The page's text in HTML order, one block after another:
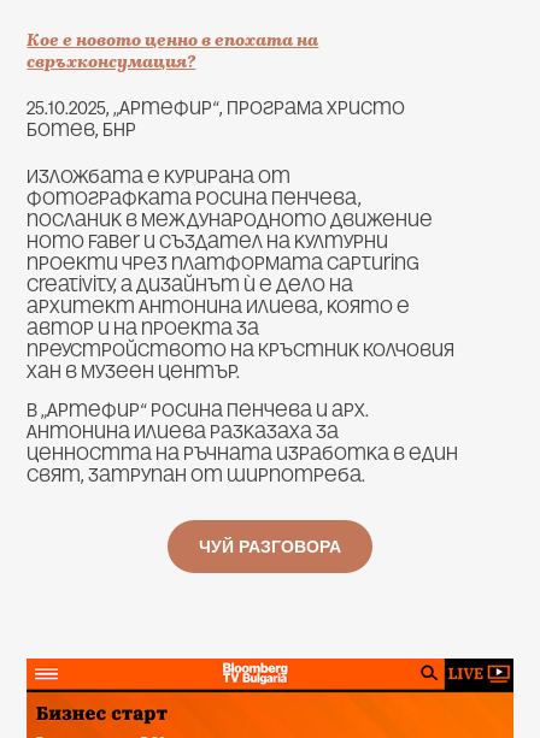
Кое е новото ценно в епохата на
свръхконсумация?
25.10.2025, „Артефир“, Програма Христо
Ботев, БНР
Изложбата е курирана от
фотографката Росина Пенчева,
посланик в международното движение
Homo Faber и създател на културни
проекти чрез платформата Capturing
Creativity, а дизайнът ѝ е дело на
архитект Антонина Илиева, която е
автор и на проекта за
преустройството на Кръстник Колчовия
хан в музеен център.
В „Артефир“ Росина Пенчева и арх.
Антонина Илиева разказаха за
ценността на ръчната изработка в един
свят, затрупан от ширпотреба.
ЧУЙ РАЗГОВОРА